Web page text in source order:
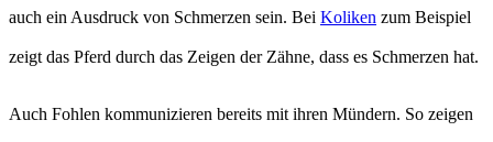
auch ein Ausdruck von Schmerzen sein. Bei Koliken zum Beispiel
zeigt das Pferd durch das Zeigen der Zähne, dass es Schmerzen hat.
Auch Fohlen kommunizieren bereits mit ihren Mündern. So zeigen